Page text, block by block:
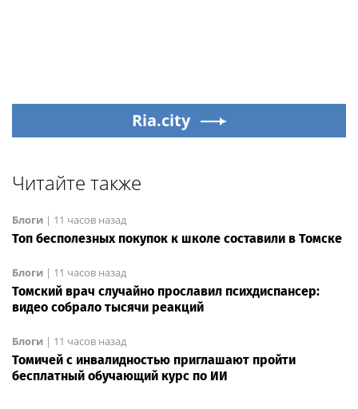
Ria.city
Читайте также
Блоги | 11 часов назад
Топ бесполезных покупок к школе составили в Томске
Блоги | 11 часов назад
Томский врач случайно прославил психдиспансер:
видео собрало тысячи реакций
Блоги | 11 часов назад
Томичей с инвалидностью приглашают пройти
бесплатный обучающий курс по ИИ